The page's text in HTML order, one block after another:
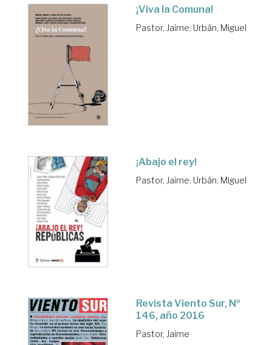
¡Viva la Comuna!
Pastor, Jaime; Urbán, Miguel
¡Abajo el rey!
Pastor, Jaime; Urbán, Miguel
Revista Viento Sur, Nº
146, año 2016
Pastor, Jaime